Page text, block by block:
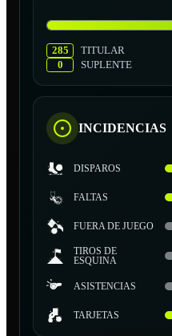
285
TITULAR
0
SUPLENTE
INCIDENCIAS
DISPAROS
FALTAS
FUERA DE JUEGO
TIROS DE
ESQUINA
ASISTENCIAS
TARJETAS